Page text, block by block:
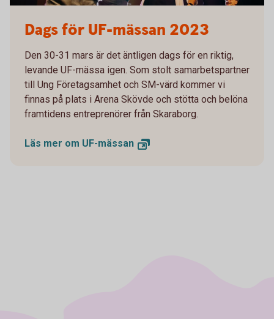
Dags för UF-mässan 2023
Den 30-31 mars är det äntligen dags för en riktig,
levande UF-mässa igen. Som stolt samarbetspartner
till Ung Företagsamhet och SM-värd kommer vi
finnas på plats i Arena Skövde och stötta och belöna
framtidens entreprenörer från Skaraborg.
Läs mer om UF-mässan